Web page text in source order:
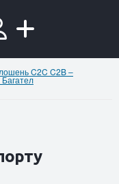
C2C C2B –